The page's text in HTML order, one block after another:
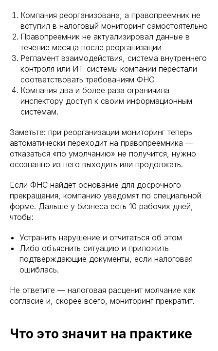
Компания реорганизована, а правопреемник не
вступил в налоговый мониторинг самостоятельно
Правопреемник не актуализировал данные в
течение месяца после реорганизации
Регламент взаимодействия, система внутреннего
контроля или ИТ-системы компании перестали
соответствовать требованиям ФНС
Компания два и более раза ограничила
инспектору доступ к своим информационным
системам.
Заметьте: при реорганизации мониторинг теперь
автоматически переходит на правопреемника —
отказаться «по умолчанию» не получится, нужно
осознанно из него выходить или продолжать.
Если ФНС найдет основание для досрочного
прекращения, компанию уведомят по специальной
форме. Дальше у бизнеса есть 10 рабочих дней,
чтобы:
Устранить нарушение и отчитаться об этом
Либо объяснить ситуацию и приложить
подтверждающие документы, если налоговая
ошиблась.
Не ответите — налоговая расценит молчание как
согласие и, скорее всего, мониторинг прекратит.
Что это значит на практике